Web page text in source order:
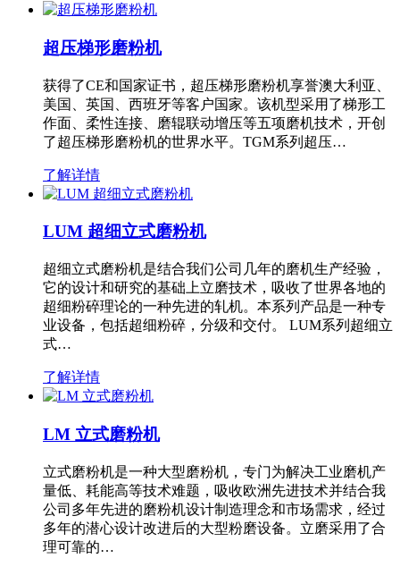
超压梯形磨粉机
获得了CE和国家证书，超压梯形磨粉机享誉澳大利亚、
美国、英国、西班牙等客户国家。该机型采用了梯形工
作面、柔性连接、磨辊联动增压等五项磨机技术，开创
了超压梯形磨粉机的世界水平。TGM系列超压…
了解详情
LUM 超细立式磨粉机
超细立式磨粉机是结合我们公司几年的磨机生产经验，
它的设计和研究的基础上立磨技术，吸收了世界各地的
超细粉碎理论的一种先进的轧机。本系列产品是一种专
业设备，包括超细粉碎，分级和交付。 LUM系列超细立
式…
了解详情
LM 立式磨粉机
立式磨粉机是一种大型磨粉机，专门为解决工业磨机产
量低、耗能高等技术难题，吸收欧洲先进技术并结合我
公司多年先进的磨粉机设计制造理念和市场需求，经过
多年的潜心设计改进后的大型粉磨设备。立磨采用了合
理可靠的…